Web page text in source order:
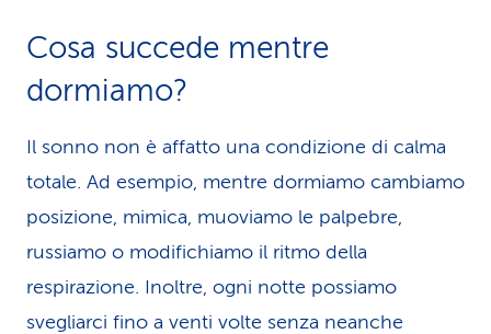
i
Cosa succede mentre
dormiamo?
Il sonno non è affatto una condizione di calma
totale. Ad esempio, mentre dormiamo cambiamo
posizione, mimica, muoviamo le palpebre,
russiamo o modifichiamo il ritmo della
respirazione. Inoltre, ogni notte possiamo
svegliarci fino a venti volte senza neanche